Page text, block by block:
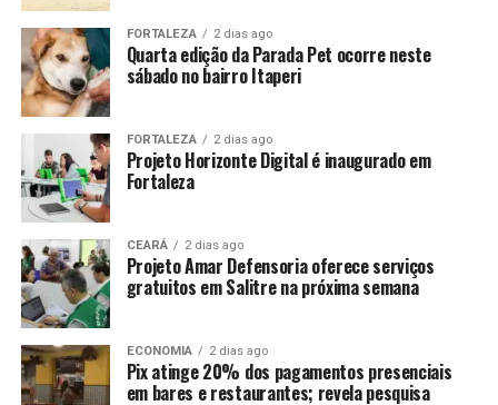
FORTALEZA 2 dias ago
Quarta edição da Parada Pet ocorre neste
sábado no bairro Itaperi
FORTALEZA 2 dias ago
Projeto Horizonte Digital é inaugurado em
Fortaleza
CEARÁ 2 dias ago
Projeto Amar Defensoria oferece serviços
gratuitos em Salitre na próxima semana
ECONOMIA 2 dias ago
Pix atinge 20% dos pagamentos presenciais
em bares e restaurantes; revela pesquisa